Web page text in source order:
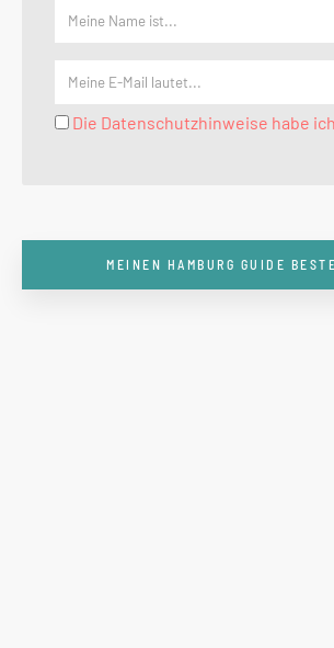
Die Datenschutzhinweise habe
MEINEN HAMBURG GUIDE